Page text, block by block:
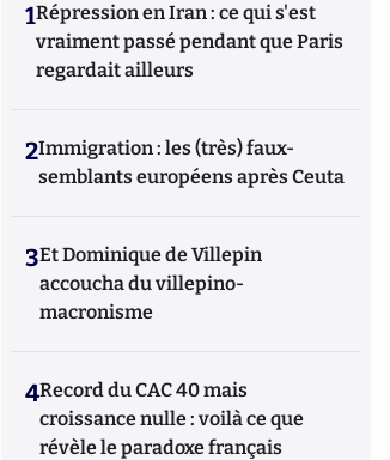
1Répression en Iran : ce qui s'est
vraiment passé pendant que Paris
regardait ailleurs
2Immigration : les (très) faux-
semblants européens après Ceuta
3Et Dominique de Villepin
accoucha du villepino-
macronisme
4Record du CAC 40 mais
croissance nulle : voilà ce que
révèle le paradoxe français